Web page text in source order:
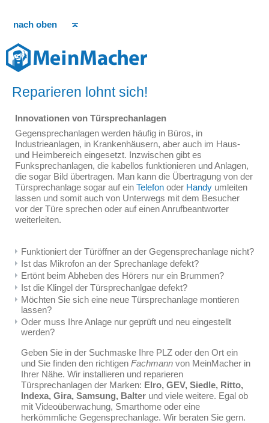
nach oben
Reparieren lohnt sich!
Innovationen von Türsprechanlagen
Gegensprechanlagen werden häufig in Büros, in
Industrieanlagen, in Krankenhäusern, aber auch im Haus-
und Heimbereich eingesetzt. Inzwischen gibt es
Funksprechanlagen, die kabellos funktionieren und Anlagen,
die sogar Bild übertragen. Man kann die Übertragung von der
Türsprechanlage sogar auf ein Telefon oder Handy umleiten
lassen und somit auch von Unterwegs mit dem Besucher
vor der Türe sprechen oder auf einen Anrufbeantworter
weiterleiten.
Funktioniert der Türöffner an der Gegensprechanlage nicht?
Ist das Mikrofon an der Sprechanlage defekt?
Ertönt beim Abheben des Hörers nur ein Brummen?
Ist die Klingel der Türsprechanlgae defekt?
Möchten Sie sich eine neue Türsprechanlage montieren
lassen?
Oder muss Ihre Anlage nur geprüft und neu eingestellt
werden?
Geben Sie in der Suchmaske Ihre PLZ oder den Ort ein
und Sie finden den richtigen Fachmann von MeinMacher in
Ihrer Nähe. Wir installieren und reparieren
Türsprechanlagen der Marken: Elro, GEV, Siedle, Ritto,
Indexa, Gira, Samsung, Balter und viele weitere. Egal ob
mit Videoüberwachung, Smarthome oder eine
herkömmliche Gegensprechanlage. Wir beraten Sie gern.